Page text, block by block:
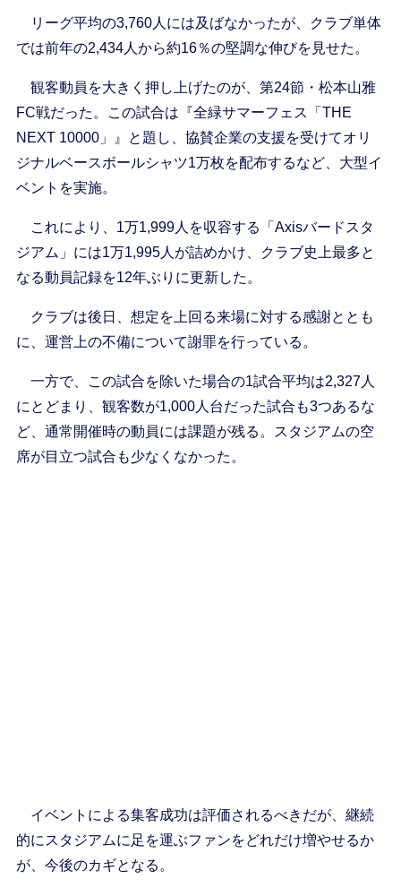
リーグ平均の3,760人には及ばなかったが、クラブ単体
では前年の2,434人から約16％の堅調な伸びを見せた。
観客動員を大きく押し上げたのが、第24節・松本山雅
FC戦だった。この試合は『全緑サマーフェス「THE
NEXT 10000」』と題し、協賛企業の支援を受けてオリ
ジナルベースボールシャツ1万枚を配布するなど、大型イ
ベントを実施。
これにより、1万1,999人を収容する「Axisバードスタ
ジアム」には1万1,995人が詰めかけ、クラブ史上最多と
なる動員記録を12年ぶりに更新した。
クラブは後日、想定を上回る来場に対する感謝ととも
に、運営上の不備について謝罪を行っている。
一方で、この試合を除いた場合の1試合平均は2,327人
にとどまり、観客数が1,000人台だった試合も3つあるな
ど、通常開催時の動員には課題が残る。スタジアムの空
席が目立つ試合も少なくなかった。
イベントによる集客成功は評価されるべきだが、継続
的にスタジアムに足を運ぶファンをどれだけ増やせるか
が、今後のカギとなる。